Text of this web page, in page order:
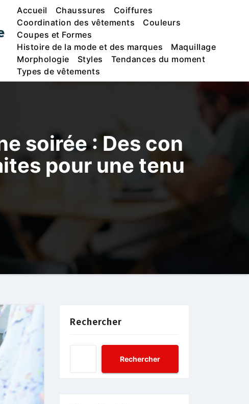
Accueil Chaussures
Coiffures
Coordination des vêtements
Couleurs
Coupes et Formes
Histoire de la mode et des marques
Maquillage
Morphologie
Styles
Tendances du moment
Types de vêtements
soirée : Des con
pour une tenu
Rechercher
Rechercher